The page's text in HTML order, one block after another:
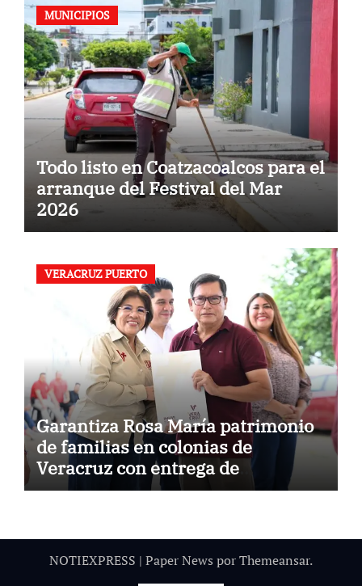
MUNICIPIOS
Todo listo en Coatzacoalcos para el
arranque del Festival del Mar
2026
VERACRUZ PUERTO
Garantiza Rosa María patrimonio
de familias en colonias de
Veracruz con entrega de
escrituras
NOTIEXPRESS | Paper News porThemeansar.